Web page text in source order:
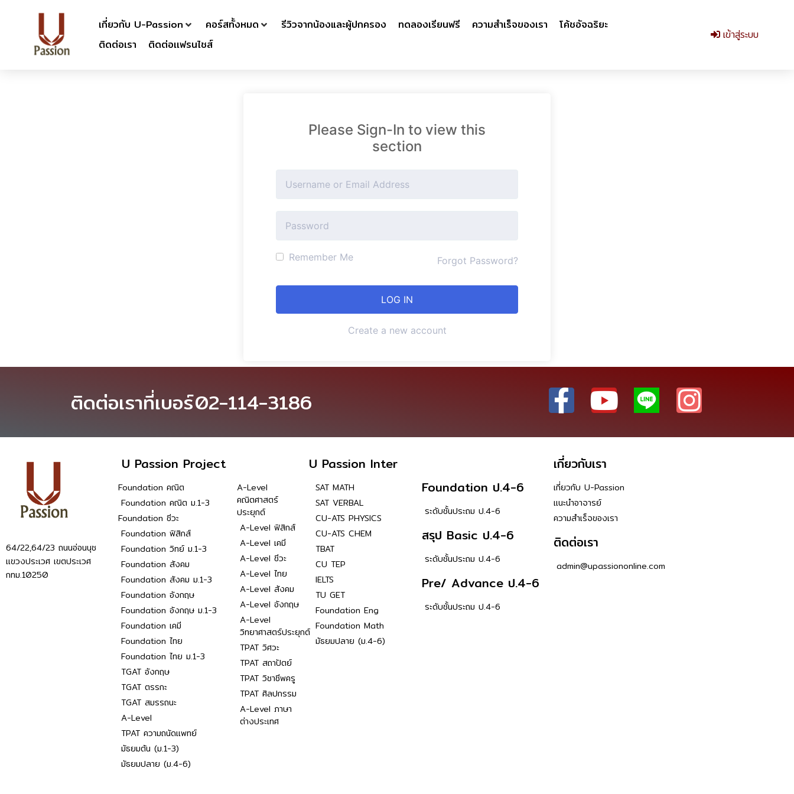
เกี่ยวกับ U-Passion คอร์สทั้งหมด รีวิวจากน้องและผู้ปกครอง ทดลองเรียนฟรี ความสำเร็จของเรา
โค้ชอัจฉริยะ
ติดต่อเรา
ติดต่อเเฟรนไชส์
เข้าสู่ระบบ
Please Sign-In to view this
section
Remember Me Forgot Password?
Create a new account
ติดต่อเราที่เบอร์02-114-3186
U Passion Project U Passion Inter เกี่ยวกับเรา
64/22,64/23 ถนนอ่อนนุช
แขวงประเวศ เขตประเวศ
กทม.10250
Foundation คณิต
Foundation คณิต ม.1-3
Foundation ชีวะ
Foundation ฟิสิกส์
Foundation วิทย์ ม.1-3
Foundation สังคม
Foundation สังคม ม.1-3
Foundation อังกฤษ
Foundation อังกฤษ ม.1-3
Foundation เคมี
Foundation ไทย
Foundation ไทย ม.1-3
TGAT อังกฤษ
TGAT ตรรกะ
TGAT สมรรถนะ
A-Level
TPAT ความถนัดแพทย์
มัธยมต้น (ม.1-3)
มัธยมปลาย (ม.4-6)
A-Level
คณิตศาสตร์
ประยุกต์
A-Level ฟิสิกส์
A-Level เคมี
A-Level ชีวะ
A-Level ไทย
A-Level สังคม
A-Level อังกฤษ
A-Level
วิทยาศาสตร์ประยุกต์
TPAT วิศวะ
TPAT สถาปัตย์
TPAT วิชาชีพครู
TPAT ศิลปกรรม
A-Level ภาษา
ต่างประเทศ
SAT MATH
SAT VERBAL
CU-ATS PHYSICS
CU-ATS CHEM
TBAT
CU TEP
IELTS
TU GET
Foundation Eng
Foundation Math
มัธยมปลาย (ม.4-6)
Foundation ป.4-6
ระดับชั้นประถม ป.4-6
สรุป Basic ป.4-6
ระดับชั้นประถม ป.4-6
Pre/ Advance ป.4-6
ระดับชั้นประถม ป.4-6
เกี่ยวกับ U-Passion
แนะนำอาจารย์
ความสำเร็จของเรา
ติดต่อเรา
admin@upassiononline.com